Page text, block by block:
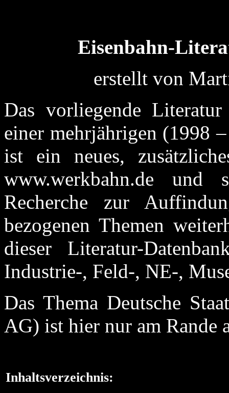
Eisenbahn-
erstellt von
Das vorliegende
einer mehrjährigen (1998
ist ein neues,
www.werkbahn.de
Recherche zur
bezogenen Themen
dieser Literatur-
Industrie-, Feld-, NE-,
Das Thema Deutsche
AG) ist hier nur am Rande
Inhaltsverzeichnis: